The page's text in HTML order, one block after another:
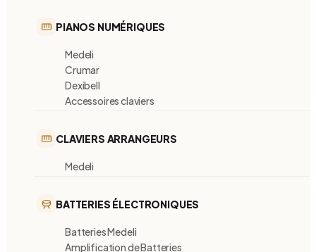
PIANOS NUMÉRIQUES
Medeli
Crumar
Dexibell
Accessoires claviers
CLAVIERS ARRANGEURS
Medeli
BATTERIES ÉLECTRONIQUES
Batteries Medeli
Amplification de Batteries